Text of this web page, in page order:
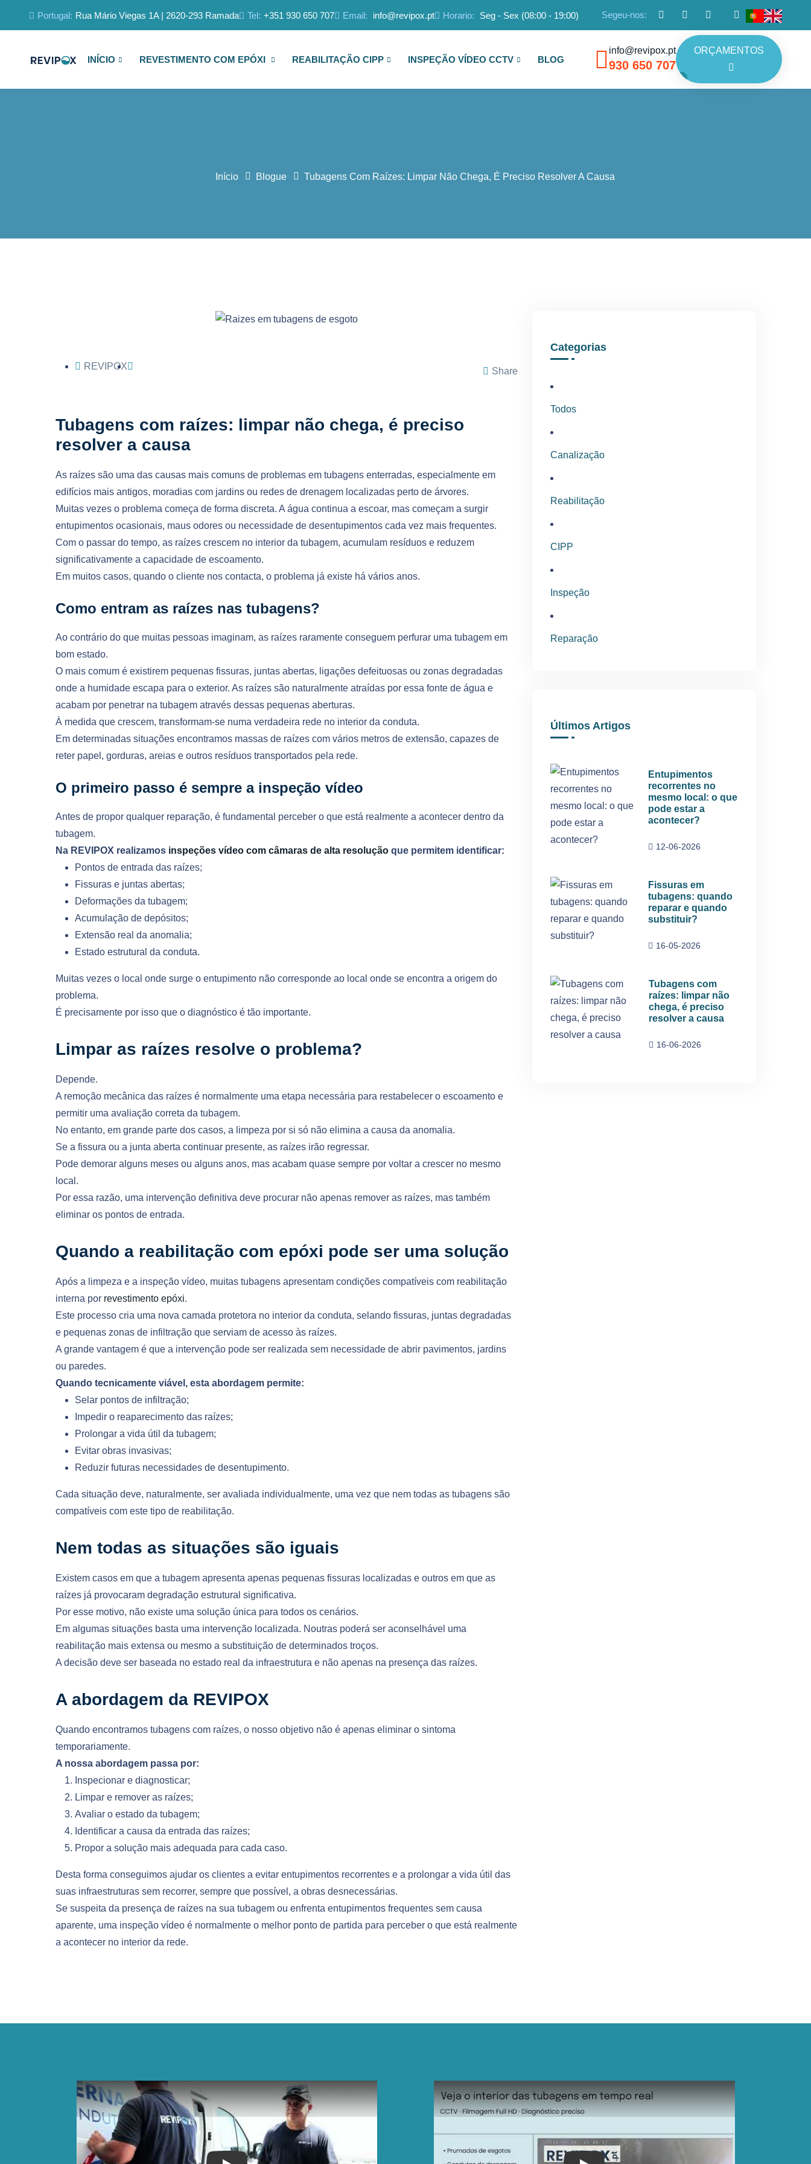
Portugal: Rua Mário Viegas 1A | 2620-293 Ramada Tel: +351 930 650 707 Email: info@revipox.pt Horario: Seg - Sex (08:00 - 19:00) Segeu-nos:
INÍCIO REVESTIMENTO COM EPÓXI REABILITAÇÃO CIPP INSPEÇÃO VÍDEO CCTV BLOG
info@revipox.pt
930 650 707
ORÇAMENTOS
Início Blogue Tubagens Com Raízes: Limpar Não Chega, É Preciso Resolver A Causa
REVIPOX Share
Tubagens com raízes: limpar não chega, é preciso
resolver a causa
As raízes são uma das causas mais comuns de problemas em tubagens enterradas, especialmente em
edifícios mais antigos, moradias com jardins ou redes de drenagem localizadas perto de árvores.
Muitas vezes o problema começa de forma discreta. A água continua a escoar, mas começam a surgir
entupimentos ocasionais, maus odores ou necessidade de desentupimentos cada vez mais frequentes.
Com o passar do tempo, as raízes crescem no interior da tubagem, acumulam resíduos e reduzem
significativamente a capacidade de escoamento.
Em muitos casos, quando o cliente nos contacta, o problema já existe há vários anos.
Como entram as raízes nas tubagens?
Ao contrário do que muitas pessoas imaginam, as raízes raramente conseguem perfurar uma tubagem em
bom estado.
O mais comum é existirem pequenas fissuras, juntas abertas, ligações defeituosas ou zonas degradadas
onde a humidade escapa para o exterior. As raízes são naturalmente atraídas por essa fonte de água e
acabam por penetrar na tubagem através dessas pequenas aberturas.
À medida que crescem, transformam-se numa verdadeira rede no interior da conduta.
Em determinadas situações encontramos massas de raízes com vários metros de extensão, capazes de
reter papel, gorduras, areias e outros resíduos transportados pela rede.
O primeiro passo é sempre a inspeção vídeo
Antes de propor qualquer reparação, é fundamental perceber o que está realmente a acontecer dentro da
tubagem.
Na REVIPOX realizamos inspeções vídeo com câmaras de alta resoluçãoque permitem identificar:
Pontos de entrada das raízes;
Fissuras e juntas abertas;
Deformações da tubagem;
Acumulação de depósitos;
Extensão real da anomalia;
Estado estrutural da conduta.
Muitas vezes o local onde surge o entupimento não corresponde ao local onde se encontra a origem do
problema.
É precisamente por isso que o diagnóstico é tão importante.
Limpar as raízes resolve o problema?
Depende.
A remoção mecânica das raízes é normalmente uma etapa necessária para restabelecer o escoamento e
permitir uma avaliação correta da tubagem.
No entanto, em grande parte dos casos, a limpeza por si só não elimina a causa da anomalia.
Se a fissura ou a junta aberta continuar presente, as raízes irão regressar.
Pode demorar alguns meses ou alguns anos, mas acabam quase sempre por voltar a crescer no mesmo
local.
Por essa razão, uma intervenção definitiva deve procurar não apenas remover as raízes, mas também
eliminar os pontos de entrada.
Quando a reabilitação com epóxi pode ser uma solução
Após a limpeza e a inspeção vídeo, muitas tubagens apresentam condições compatíveis com reabilitação
interna por revestimento epóxi.
Este processo cria uma nova camada protetora no interior da conduta, selando fissuras, juntas degradadas
e pequenas zonas de infiltração que serviam de acesso às raízes.
A grande vantagem é que a intervenção pode ser realizada sem necessidade de abrir pavimentos, jardins
ou paredes.
Quando tecnicamente viável, esta abordagem permite:
Selar pontos de infiltração;
Impedir o reaparecimento das raízes;
Prolongar a vida útil da tubagem;
Evitar obras invasivas;
Reduzir futuras necessidades de desentupimento.
Cada situação deve, naturalmente, ser avaliada individualmente, uma vez que nem todas as tubagens são
compatíveis com este tipo de reabilitação.
Nem todas as situações são iguais
Existem casos em que a tubagem apresenta apenas pequenas fissuras localizadas e outros em que as
raízes já provocaram degradação estrutural significativa.
Por esse motivo, não existe uma solução única para todos os cenários.
Em algumas situações basta uma intervenção localizada. Noutras poderá ser aconselhável uma
reabilitação mais extensa ou mesmo a substituição de determinados troços.
A decisão deve ser baseada no estado real da infraestrutura e não apenas na presença das raízes.
A abordagem da REVIPOX
Quando encontramos tubagens com raízes, o nosso objetivo não é apenas eliminar o sintoma
temporariamente.
A nossa abordagem passa por:
Inspecionar e diagnosticar;
Limpar e remover as raízes;
Avaliar o estado da tubagem;
Identificar a causa da entrada das raízes;
Propor a solução mais adequada para cada caso.
Desta forma conseguimos ajudar os clientes a evitar entupimentos recorrentes e a prolongar a vida útil das
suas infraestruturas sem recorrer, sempre que possível, a obras desnecessárias.
Se suspeita da presença de raízes na sua tubagem ou enfrenta entupimentos frequentes sem causa
aparente, uma inspeção vídeo é normalmente o melhor ponto de partida para perceber o que está realmente
a acontecer no interior da rede.
Categorias
Todos
Canalização
Reabilitação
CIPP
Inspeção
Reparação
Últimos Artigos
Entupimentos
recorrentes no
mesmo local: o que
pode estar a
acontecer?
12-06-2026
Fissuras em
tubagens: quando
reparar e quando
substituir?
16-05-2026
Tubagens com
raízes: limpar não
chega, é preciso
resolver a causa
16-06-2026